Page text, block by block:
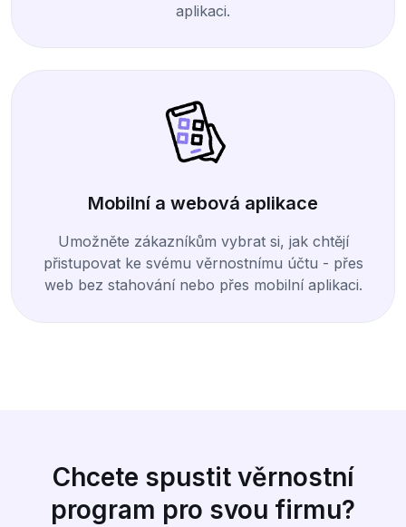
aplikaci.
Mobilní a webová aplikace
Umožněte zákazníkům vybrat si, jak chtějí
přistupovat ke svému věrnostnímu účtu - přes
web bez stahování nebo přes mobilní aplikaci.
Chcete spustit věrnostní
program pro svou firmu?